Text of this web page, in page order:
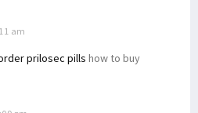
am
prilosec pills how to buy